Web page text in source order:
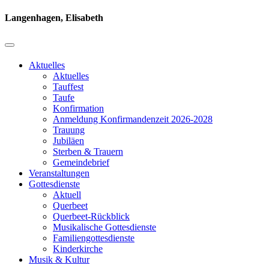
Langenhagen, Elisabeth
Aktuelles
Aktuelles
Tauffest
Taufe
Konfirmation
Anmeldung Konfirmandenzeit 2026-2028
Trauung
Jubiläen
Sterben & Trauern
Gemeindebrief
Veranstaltungen
Gottesdienste
Aktuell
Querbeet
Querbeet-Rückblick
Musikalische Gottesdienste
Familiengottesdienste
Kinderkirche
Musik & Kultur